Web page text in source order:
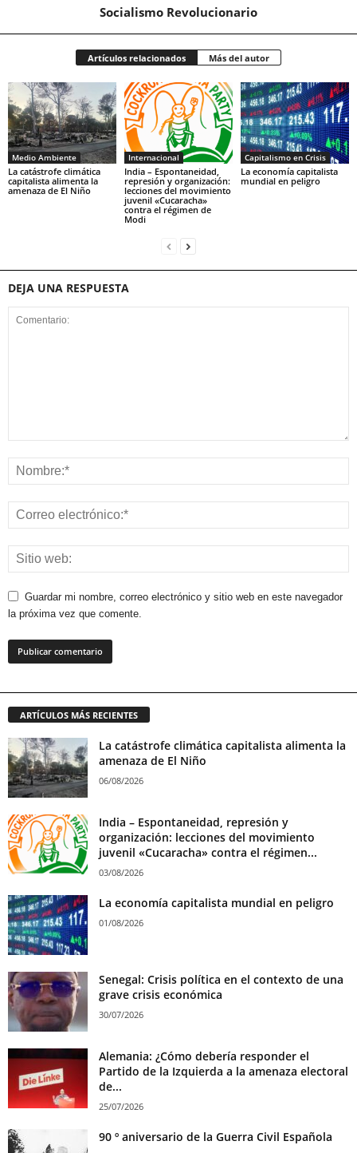
Socialismo Revolucionario
Artículos relacionados Más del autor
Medio Ambiente
La catástrofe climática
capitalista alimenta la
amenaza de El Niño
Internacional
India – Espontaneidad,
represión y organización:
lecciones del movimiento
juvenil «Cucaracha»
contra el régimen de
Modi
Capitalismo en Crisis
La economía capitalista
mundial en peligro
DEJA UNA RESPUESTA
Guardar mi nombre, correo electrónico y sitio web en este navegador
la próxima vez que comente.
ARTÍCULOS MÁS RECIENTES
La catástrofe climática capitalista alimenta la
amenaza de El Niño
06/08/2026
India – Espontaneidad, represión y
organización: lecciones del movimiento
juvenil «Cucaracha» contra el régimen...
03/08/2026
La economía capitalista mundial en peligro
01/08/2026
Senegal: Crisis política en el contexto de una
grave crisis económica
30/07/2026
Alemania: ¿Cómo debería responder el
Partido de la Izquierda a la amenaza electoral
de...
25/07/2026
90 º aniversario de la Guerra Civil Española